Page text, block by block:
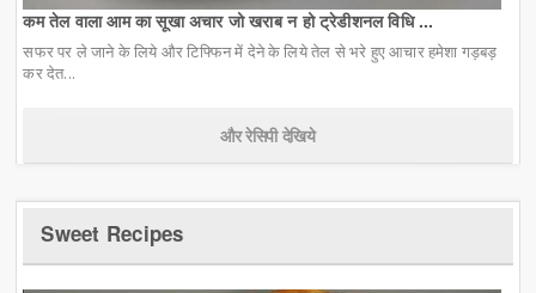
कम तेल वाला आम का सूखा अचार जो खराब न हो ट्रेडीशनल विधि ...
सफर पर ले जाने के लिये और टिफ्फिन में देने के लिये तेल से भरे हुए आचार हमेशा गड़बड़
कर देत...
और रेसिपी देखिये
Sweet Recipes